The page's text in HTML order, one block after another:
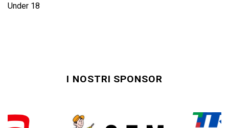
Under 18
I NOSTRI SPONSOR